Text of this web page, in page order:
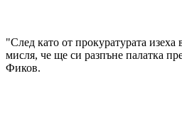
"След като от прокуратурата
мисля, че ще си разпъне палатка
Фиков.